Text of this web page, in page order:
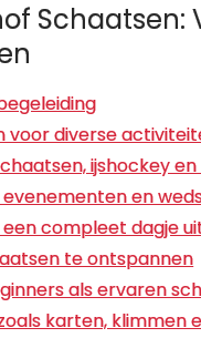
Schaatsen:
voor diverse
ijshockey
en
compleet dagje
te ontspannen
als ervaren
karten, klimmen